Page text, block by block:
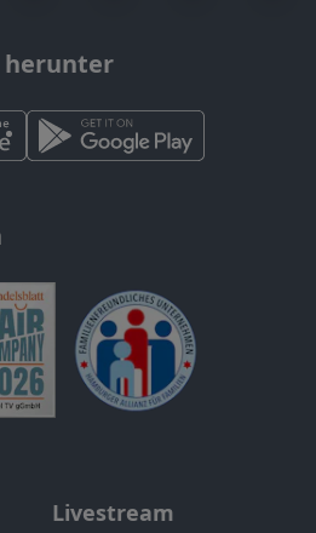
herunter
Livestream